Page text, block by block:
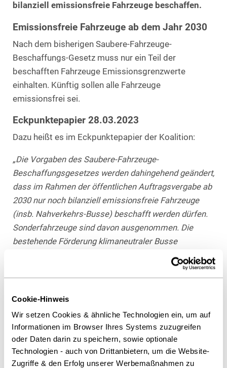
Cookie-Hinweis
Wir setzen Cookies & ähnliche Technologien ein, um auf
Informationen im Browser Ihres Systems zuzugreifen
oder Daten darin zu speichern, sowie optionale
Technologien - auch von Drittanbietern, um die Website-
Zugriffe & den Erfolg unserer Werbemaßnahmen zu
bilanziell emissionsfreie Fahrzeuge beschaffen.
Emissionsfreie Fahrzeuge ab dem Jahr 2030
Nach dem bisherigen Saubere-Fahrzeuge-
Beschaffungs-Gesetz muss nur ein Teil der
beschafften Fahrzeuge Emissionsgrenzwerte
einhalten. Künftig sollen alle Fahrzeuge
emissionsfrei sei.
Eckpunktepapier 28.03.2023
Dazu heißt es im Eckpunktepapier der Koalition:
„Die Vorgaben des Saubere-Fahrzeuge-
Beschaffungsgesetzes werden dahingehend geändert,
dass im Rahmen der öffentlichen Auftragsvergabe ab
2030 nur noch bilanziell emissionsfreie Fahrzeuge
(insb. Nahverkehrs-Busse) beschafft werden dürfen.
Sonderfahrzeuge sind davon ausgenommen. Die
bestehende Förderung klimaneutraler Busse
Anmietung von Straßenfahrzeugen sowie die
Beschaffung von Verkehrsdienstleistungen (z. B.
ÖPNV, Paket-/Postdienste).